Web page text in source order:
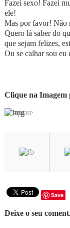
Fazei sexo! Fazei
ele!
Mas por favor! Não
Quero lá saber do
que sejam felizes,
Ou se calhar sou eu
Clique na Imagem
Save
Deixe o seu